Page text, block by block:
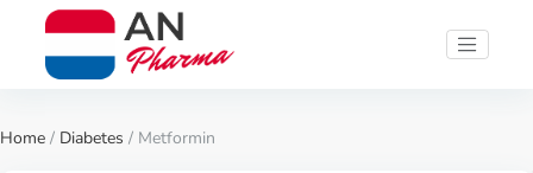
Home / Diabetes / Metformin